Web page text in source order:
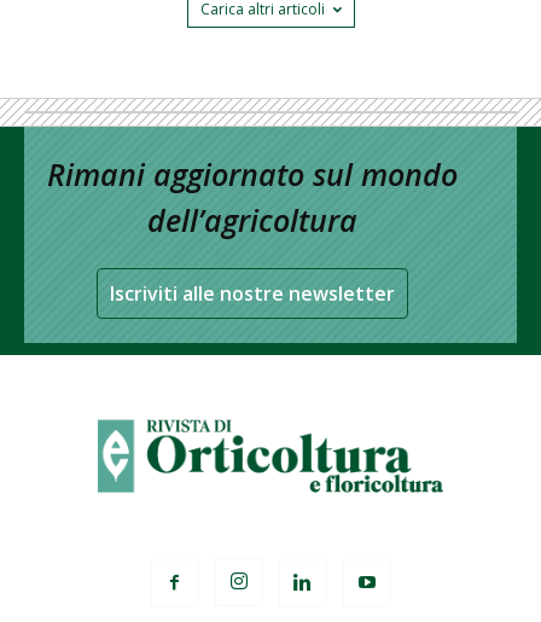
Carica altri articoli
Rimani aggiornato sul mondo
dell’agricoltura
Iscriviti alle nostre newsletter